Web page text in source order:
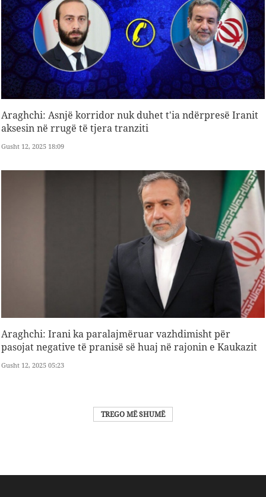
Araghchi: Asnjë korridor nuk duhet t'ia ndërpresë Iranit
aksesin në rrugë të tjera tranziti
Gusht 12, 2025 18:09
Araghchi: Irani ka paralajmëruar vazhdimisht për
pasojat negative të pranisë së huaj në rajonin e Kaukazit
Gusht 12, 2025 05:23
TREGO MË SHUMË